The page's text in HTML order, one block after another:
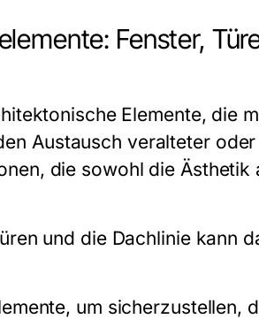
Fenster,
Elemente, die
Austausch veralteter
die sowohl die Ästhetik
und die Dachlinie kann
um sicherzustellen,